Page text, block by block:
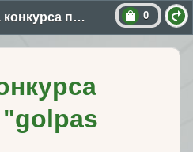
Правила конкурса прогнозов "golpas Эксперт" 0
"golpas